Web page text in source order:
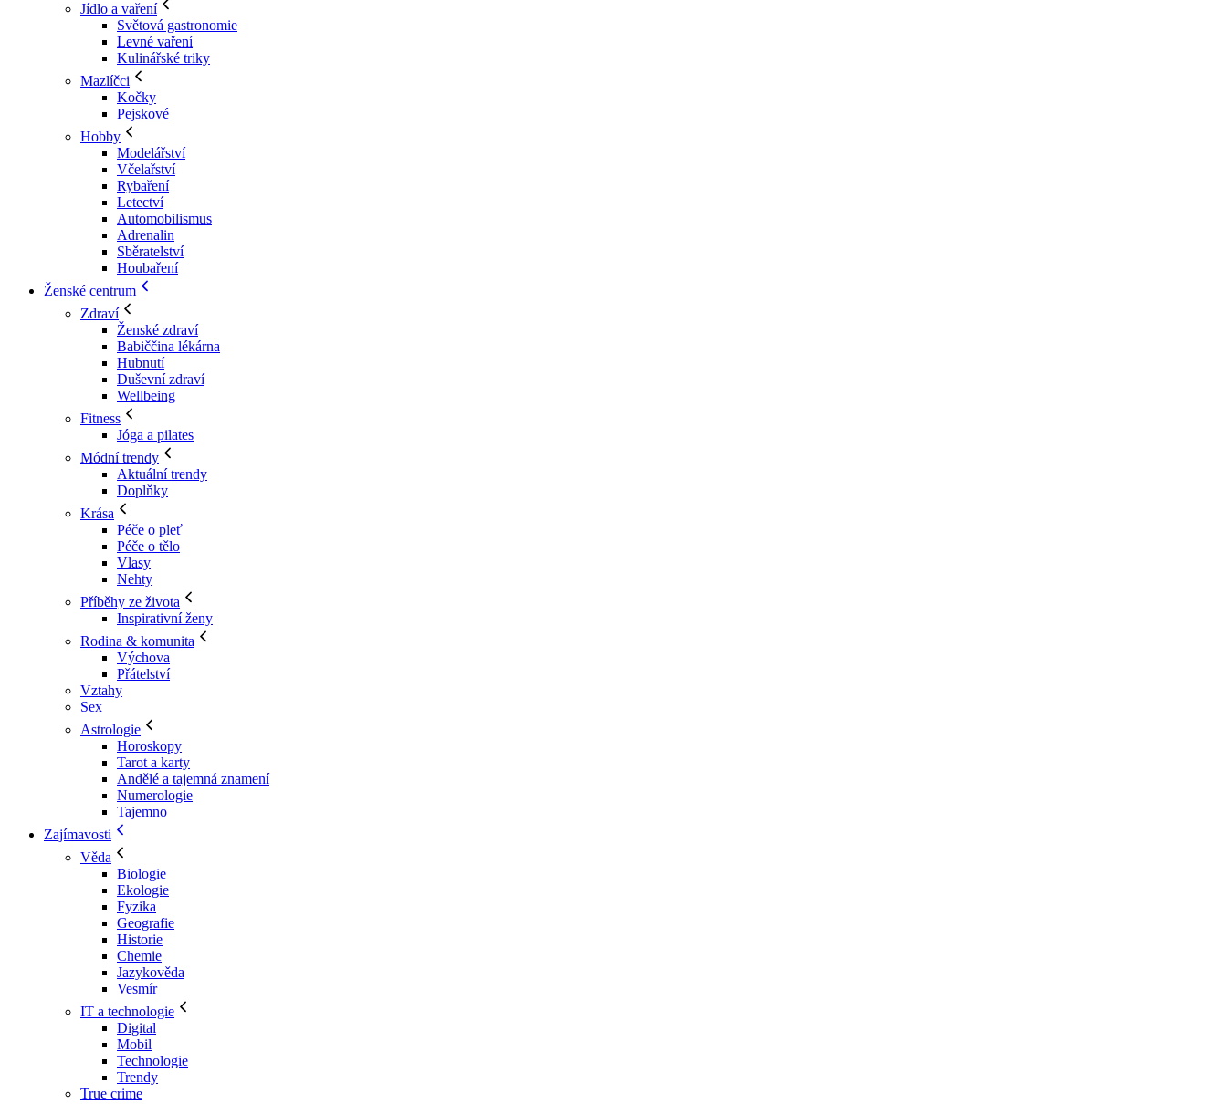
Jídlo a vaření
Světová gastronomie
Levné vaření
Kulinářské triky
Mazlíčci
Kočky
Pejskové
Hobby
Modelářství
Včelařství
Rybaření
Letectví
Automobilismus
Adrenalin
Sběratelství
Houbaření
Ženské centrum
Zdraví
Ženské zdraví
Babiččina lékárna
Hubnutí
Duševní zdraví
Wellbeing
Fitness
Jóga a pilates
Módní trendy
Aktuální trendy
Doplňky
Krása
Péče o pleť
Péče o tělo
Vlasy
Nehty
Příběhy ze života
Inspirativní ženy
Rodina & komunita
Výchova
Přátelství
Vztahy
Sex
Astrologie
Horoskopy
Tarot a karty
Andělé a tajemná znamení
Numerologie
Tajemno
Zajímavosti
Věda
Biologie
Ekologie
Fyzika
Geografie
Historie
Chemie
Jazykověda
Vesmír
IT a technologie
Digital
Mobil
Technologie
Trendy
True crime